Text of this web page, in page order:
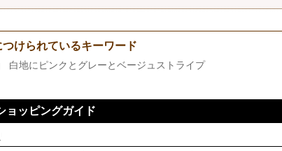
つけられているキーワード
白地にピンクとグレーとベージュストライプ
ョッピングガイド